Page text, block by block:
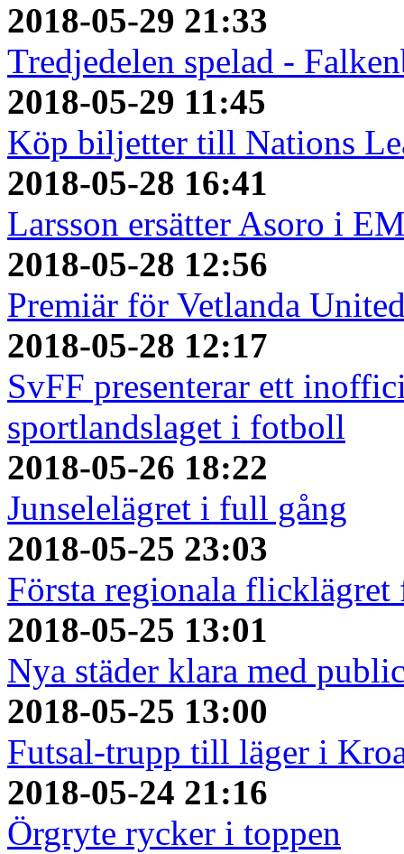
2018-05-29 21:33
Tredjedelen spelad -
2018-05-29 11:45
Köp biljetter till Nations
2018-05-28 16:41
Larsson ersätter Asoro i
2018-05-28 12:56
Premiär för Vetlanda
2018-05-28 12:17
SvFF presenterar ett
sportlandslaget i fotboll
2018-05-26 18:22
Junselelägret i full gång
2018-05-25 23:03
Första regionala
2018-05-25 13:01
Nya städer klara med
2018-05-25 13:00
Futsal-trupp till läger i
2018-05-24 21:16
Örgryte rycker i toppen